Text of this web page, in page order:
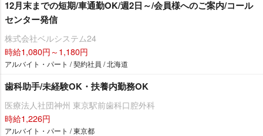
12月末までの短期/車通勤OK/週2日～/会員様へのご案内/コール
センター発信
株式会社ベルシステム24
時給1,080円～1,180円
アルバイト・パート / 契約社員 / 北海道
歯科助手/未経験OK・扶養内勤務OK
医療法人社団神州 東京駅前歯科口腔外科
時給1,226円
アルバイト・パート / 東京都